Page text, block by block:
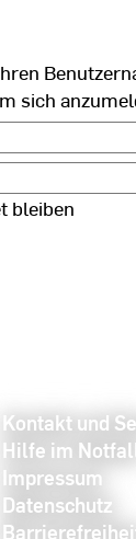
sich
bleiben
Kontakt und
Hilfe im
Impressum
Datenschutz